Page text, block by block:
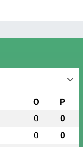
O P
0 0
0 0